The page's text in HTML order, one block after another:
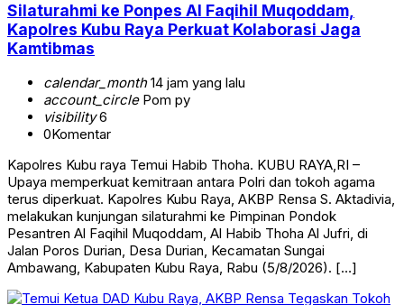
Silaturahmi ke Ponpes Al Faqihil Muqoddam,
Kapolres Kubu Raya Perkuat Kolaborasi Jaga
Kamtibmas
calendar_month14 jam yang lalu
account_circlePom py
visibility6
0Komentar
Kapolres Kubu raya Temui Habib Thoha. KUBU RAYA,RI –
Upaya memperkuat kemitraan antara Polri dan tokoh agama
terus diperkuat. Kapolres Kubu Raya, AKBP Rensa S. Aktadivia,
melakukan kunjungan silaturahmi ke Pimpinan Pondok
Pesantren Al Faqihil Muqoddam, Al Habib Thoha Al Jufri, di
Jalan Poros Durian, Desa Durian, Kecamatan Sungai
Ambawang, Kabupaten Kubu Raya, Rabu (5/8/2026). […]